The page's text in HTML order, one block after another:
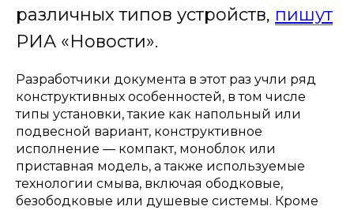
различных типов устройств, пишут
РИА «Новости».
Разработчики документа в этот раз учли ряд
конструктивных особенностей, в том числе
типы установки, такие как напольный или
подвесной вариант, конструктивное
исполнение — компакт, моноблок или
приставная модель, а также используемые
технологии смыва, включая ободковые,
безободковые или душевые системы. Кроме